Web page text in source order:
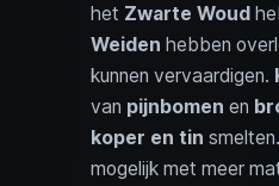
het Zwarte Woud
Weiden hebben
kunnen vervaardigen.
van pijnbomen en
koper en tin
mogelijk met meer